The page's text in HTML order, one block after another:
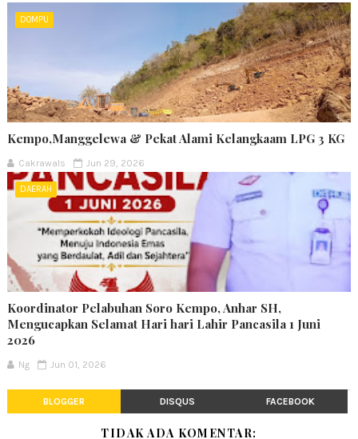
DOMPU
Kempo,Manggelewa & Pekat Alami Kelangkaam LPG 3 KG
Cakrawals Jun 29, 2026
DAERAH
Koordinator Pelabuhan Soro Kempo, Anhar SH,
Mengucapkan Selamat Hari hari Lahir Pancasila 1 Juni
2026
Ng Jun 01, 2026
BLOGGER DISQUS FACEBOOK
TIDAK ADA KOMENTAR: